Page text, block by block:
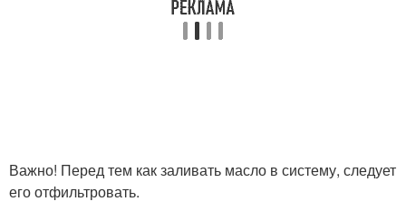
Важно! Перед тем как заливать масло в систему, следует
его отфильтровать.